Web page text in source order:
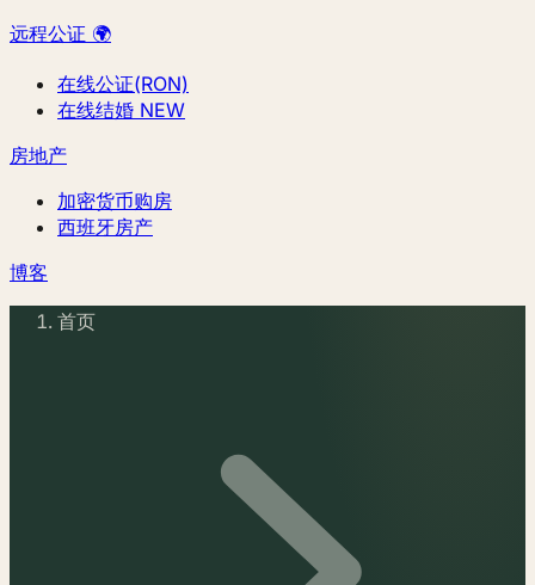
远程公证 🌍
在线公证(RON)
在线结婚 NEW
房地产
加密货币购房
西班牙房产
博客
首页